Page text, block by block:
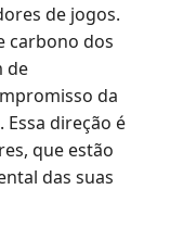
de jogos.
carbono dos
de
da
direção é
que estão
das suas